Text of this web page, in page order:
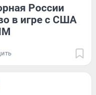
России
в игре с США